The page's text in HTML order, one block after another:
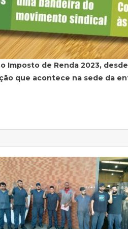
Imposto de Renda 2023,
que acontece na sede da